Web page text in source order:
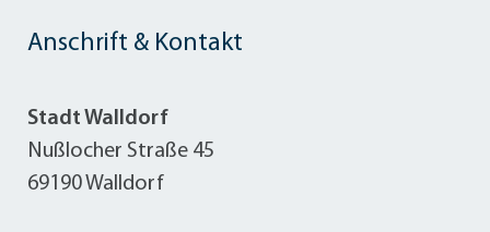
Anschrift & Kontakt
Stadt Walldorf
Nußlocher Straße 45
69190 Walldorf